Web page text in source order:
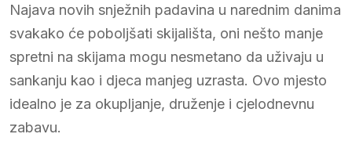
Najava novih snježnih padavina u narednim danima
svakako će poboljšati skijališta, oni nešto manje
spretni na skijama mogu nesmetano da uživaju u
sankanju kao i djeca manjeg uzrasta. Ovo mjesto
idealno je za okupljanje, druženje i cjelodnevnu
zabavu.